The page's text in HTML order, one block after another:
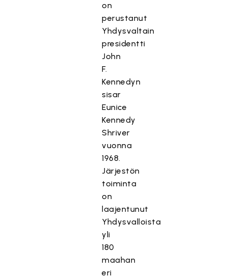
on
perustanut
Yhdysvaltain
presidentti
John
F.
Kennedyn
sisar
Eunice
Kennedy
Shriver
vuonna
1968.
Järjestön
toiminta
on
laajentunut
Yhdysvalloista
yli
180
maahan
eri